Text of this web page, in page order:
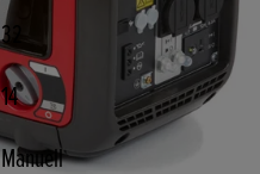
32
14
Manuell